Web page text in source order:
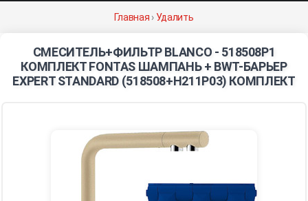
Главная › Удалить
СМЕСИТЕЛЬ+ФИЛЬТР BLANCO - 518508P1
КОМПЛЕКТ FONTAS ШАМПАНЬ + BWT-БАРЬЕР
EXPERT STANDARD (518508+H211P03) КОМПЛЕКТ